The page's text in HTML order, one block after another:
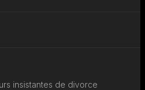
insistantes de divorce